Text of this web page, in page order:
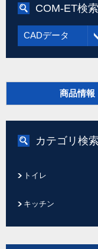
COM-ET検索
CADデータ
商品情報
カテゴリ検索
トイレ
キッチン